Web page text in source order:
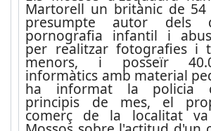
Martorell un britànic de 54
presumpte autor dels
pornografia infantil i
per realitzar fotografies i
menors, i posseïr
informàtics amb material
ha informat la policia
principis de mes, el
comerç de la localitat